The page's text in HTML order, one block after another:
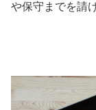
や保守までを請